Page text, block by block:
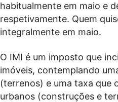
habitualmente em maio e
respetivamente. Quem
integralmente em maio.
O IMI é um imposto que
imóveis, contemplando
(terrenos) e uma taxa que
urbanos (construções e